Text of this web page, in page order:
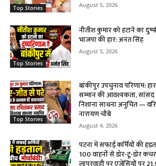
Top Stories August 5, 2026
Top Stories
नीतीश कुमार को हटाने का
भाजपा की हार: अनंत सिंह
August 5, 2026
Top Stories
बांकीपुर उपचुनाव परिणाम:
सम्मान की आवश्यकता, सांसद
निशाना साधना अनुचित —
नारायण चौबे
August 4, 2026
पटना में सफाई कर्मियों की
100 वाहनों से डोर-टू-डोर